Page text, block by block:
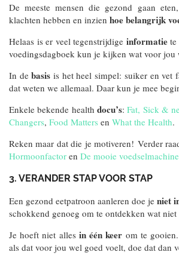
De meeste mensen die gezond gaan
klachten hebben en inzien hoe belangrijk
Helaas is er veel tegenstrijdige informatiete
voedingsdagboek kun je kijken wat voor jou
In debasis is het heel simpel: suiker en vet
dat weten we allemaal. Daar kun je mee
Enkele bekende health docu’s:Fat, Sick &
Changers, Food Matters en What the Health.
Reken maar dat die je motiveren! Verder
Hormoonfactor en De mooie voedselmachine
3. VERANDER STAP VOOR STAP
Een gezond eetpatroon aanleren doe je niet
schokkend genoeg om te ontdekken wat niet
Je hoeft niet alles in één keer om te
als dat voor jou wel goed voelt, doe dat dan